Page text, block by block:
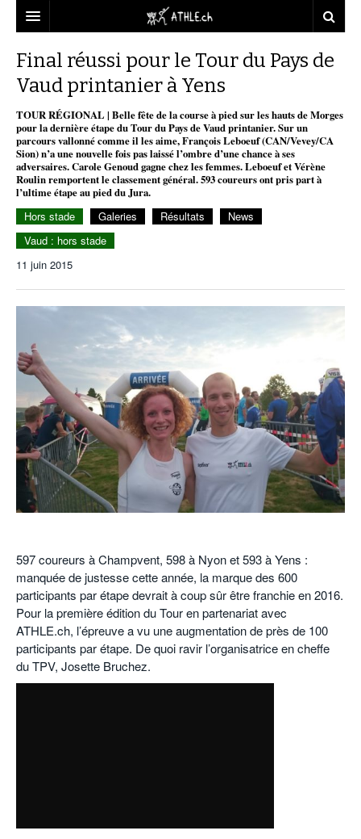
DOSSIERS
CHRONIQUES
TOUT
MICHEL HERREN
REPORTAGES
DOPAGE
GALERIES
STATISTIQUES
STATISTIQUES
MINIMA
PARTENAIRES
CNP
PARTENAIRES
CLUBS PARTENAIRES
PUBLICITÉ
VIDEOS
ATHLE.CH
CLUB D’ATHLÉTISME
NOUS CONTACTER
POURQUOI ATHLE.CH ?
ATHLE.CH RÉGIONS
ATHLE.CH RÉGIONS | JURA
ATHLE.CH RÉGIONS | VAUD
BIOGRAPHIES
HIGHLIGHTS
LIVRES
Final réussi pour le Tour du Pays de
Vaud printanier à Yens
TOUR RÉGIONAL | Belle fête de la course à pied sur les hauts de Morges
pour la dernière étape du Tour du Pays de Vaud printanier. Sur un
parcours vallonné comme il les aime, François Leboeuf (CAN/Vevey/CA
Sion) n’a une nouvelle fois pas laissé l’ombre d’une chance à ses
adversaires. Carole Genoud gagne chez les femmes. Leboeuf et Vérène
Roulin remportent le classement général. 593 coureurs ont pris part à
l’ultime étape au pied du Jura.
Hors stade Galeries Résultats
News
Vaud : hors stade
11 juin 2015
597 coureurs à Champvent, 598 à Nyon et 593 à Yens :
manquée de justesse cette année, la marque des 600
participants par étape devrait à coup sûr être franchie en 2016.
Pour la première édition du Tour en partenariat avec
ATHLE.ch, l’épreuve a vu une augmentation de près de 100
participants par étape. De quoi ravir l’organisatrice en cheffe
du TPV, Josette Bruchez.